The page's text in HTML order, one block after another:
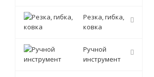
Резка, гибка,
ковка
Ручной
инструмент